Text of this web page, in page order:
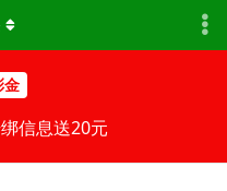
金
信息送20元